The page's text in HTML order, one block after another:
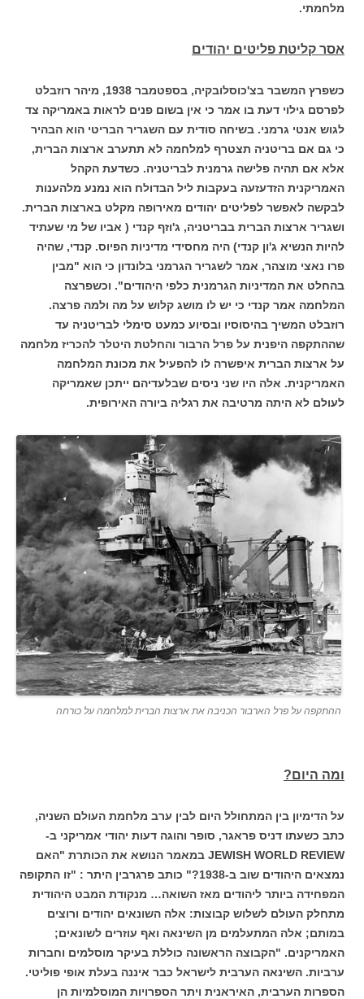
מלחמתי.
אסר קליטת פליטים יהודים
כשפרץ המשבר בצ'כוסלובקיה, בספטמבר 1938, מיהר רוזבלט
לפרסם גילוי דעת בו אמר כי אין בשום פנים לראות באמריקה צד
לגוש אנטי גרמני. בשיחה סודית עם השגריר הבריטי הוא הבהיר
כי גם אם בריטניה תצטרף למלחמה לא תתערב ארצות הברית,
אלא אם תהיה פלישה גרמנית לבריטניה. כשדעת הקהל
האמריקנית הזדעזעה בעקבות ליל הבדולח הוא נמנע מלהענות
לבקשה לאפשר לפליטים יהודים מאירופה מקלט בארצות הברית.
ושגריר ארצות הברית בבריטניה, ג'וזף קנדי ( אביו של מי שעתיד
להיות הנשיא ג'ון קנדי) היה מחסידי מדיניות הפיוס. קנדי, שהיה
פרו נאצי מוצהר, אמר לשגריר הגרמני בלונדון כי הוא "מבין
בהחלט את המדיניות הגרמנית כלפי היהודים". וכשפרצה
המלחמה אמר קנדי כי יש לו מושג קלוש על מה ולמה פרצה.
רוזבלט המשיך בהיסוסיו ובסיוע כמעט סימלי לבריטניה עד
שההתקפה היפנית על פרל הרבור והחלטת היטלר להכריז מלחמה
על ארצות הברית איפשרה לו להפעיל את מכונת המלחמה
האמריקנית. אלה היו שני ניסים שבלעדיהם ייתכן שאמריקה
לעולם לא היתה מרטיבה את רגליה ביורה האירופית.
ההתקפה על פרל הארבור הכניבה את ארצות הברית למלחמה על כורחה
ומה היום?
על הדימיון בין המתחולל היום לבין ערב מלחמת העולם השניה,
כתב כשעתו דניס פראגר, סופר והוגה דעות יהודי אמריקני ב-
JEWISH WORLD REVIEW במאמר הנושא את הכותרת "האם
נמצאים היהודים שוב ב-1938?" כותב פרגרבין היתר : "זו התקופה
המפחידה ביותר ליהודים מאז השואה… מנקודת המבט היהודית
מתחלק העולם לשלוש קבוצות: אלה השונאים יהודים ורוצים
במותם; אלה המתעלמים מן השינאה ואף עוזרים לשונאים;
האמריקנים. "הקבוצה הראשונה כוללת בעיקר מוסלמים וחברות
ערביות. השינאה הערבית לישראל כבר איננה בעלת אופי פוליטי.
הספרות הערבית, האיראנית ויתר הספרויות המוסלמיות הן